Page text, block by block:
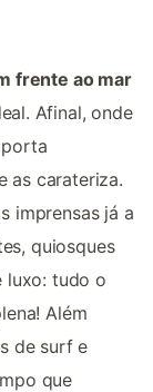
frente ao mar
Afinal, onde
as carateriza.
imprensas já a
quiosques
luxo: tudo o
Além
de surf e
que